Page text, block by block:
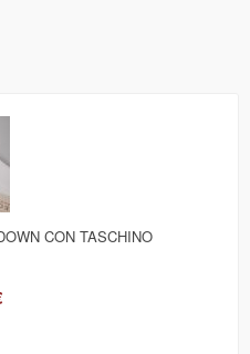
CON TASCHINO